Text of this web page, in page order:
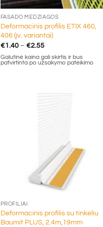
FASADO MEDŽIAGOS
Deformacinis profilis ETIX 460,
406 (įv. variantai)
€1.40 – €2.55Price
€1.40
through
Galutinė kaina gali skirtis ir bus
patvirtinta po užsakymo pateikimo
PROFILIAI
Deformacinis profilis su tinkeliu
Baumit PLUS, 2.4m,19mm